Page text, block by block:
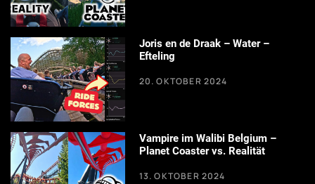
Joris en de Draak – Water –
Efteling
20. OKTOBER 2024
Vampire im Walibi Belgium –
Planet Coaster vs. Realität
13. OKTOBER 2024